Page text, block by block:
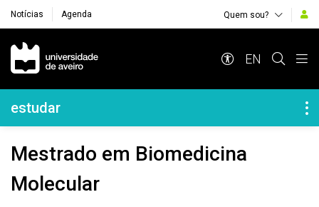
Notícias Agenda Quem sou?
Navegação Principal
EN
Navegação Lateral
estudar
Mestrado em Biomedicina
Molecular